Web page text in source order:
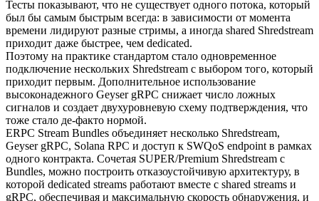
Тесты показывают, что не существует одного потока, который
был бы самым быстрым всегда: в зависимости от момента
времени лидируют разные стримы, а иногда shared Shredstream
приходит даже быстрее, чем dedicated.
Поэтому на практике стандартом стало одновременное
подключение нескольких Shredstream с выбором того, который
приходит первым. Дополнительное использование
высоконадежного Geyser gRPC снижает число ложных
сигналов и создает двухуровневую схему подтверждения, что
тоже стало де-факто нормой.
ERPC Stream Bundles объединяет несколько Shredstream,
Geyser gRPC, Solana RPC и доступ к SWQoS endpoint в рамках
одного контракта. Сочетая SUPER/Premium Shredstream с
Bundles, можно построить отказоустойчивую архитектуру, в
которой dedicated streams работают вместе с shared streams и
gRPC, обеспечивая и максимальную скорость обнаружения, и